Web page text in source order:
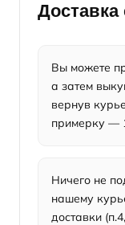
Доставка
Вы можете
а затем
вернув
примерку —
Ничего не
нашему
доставки